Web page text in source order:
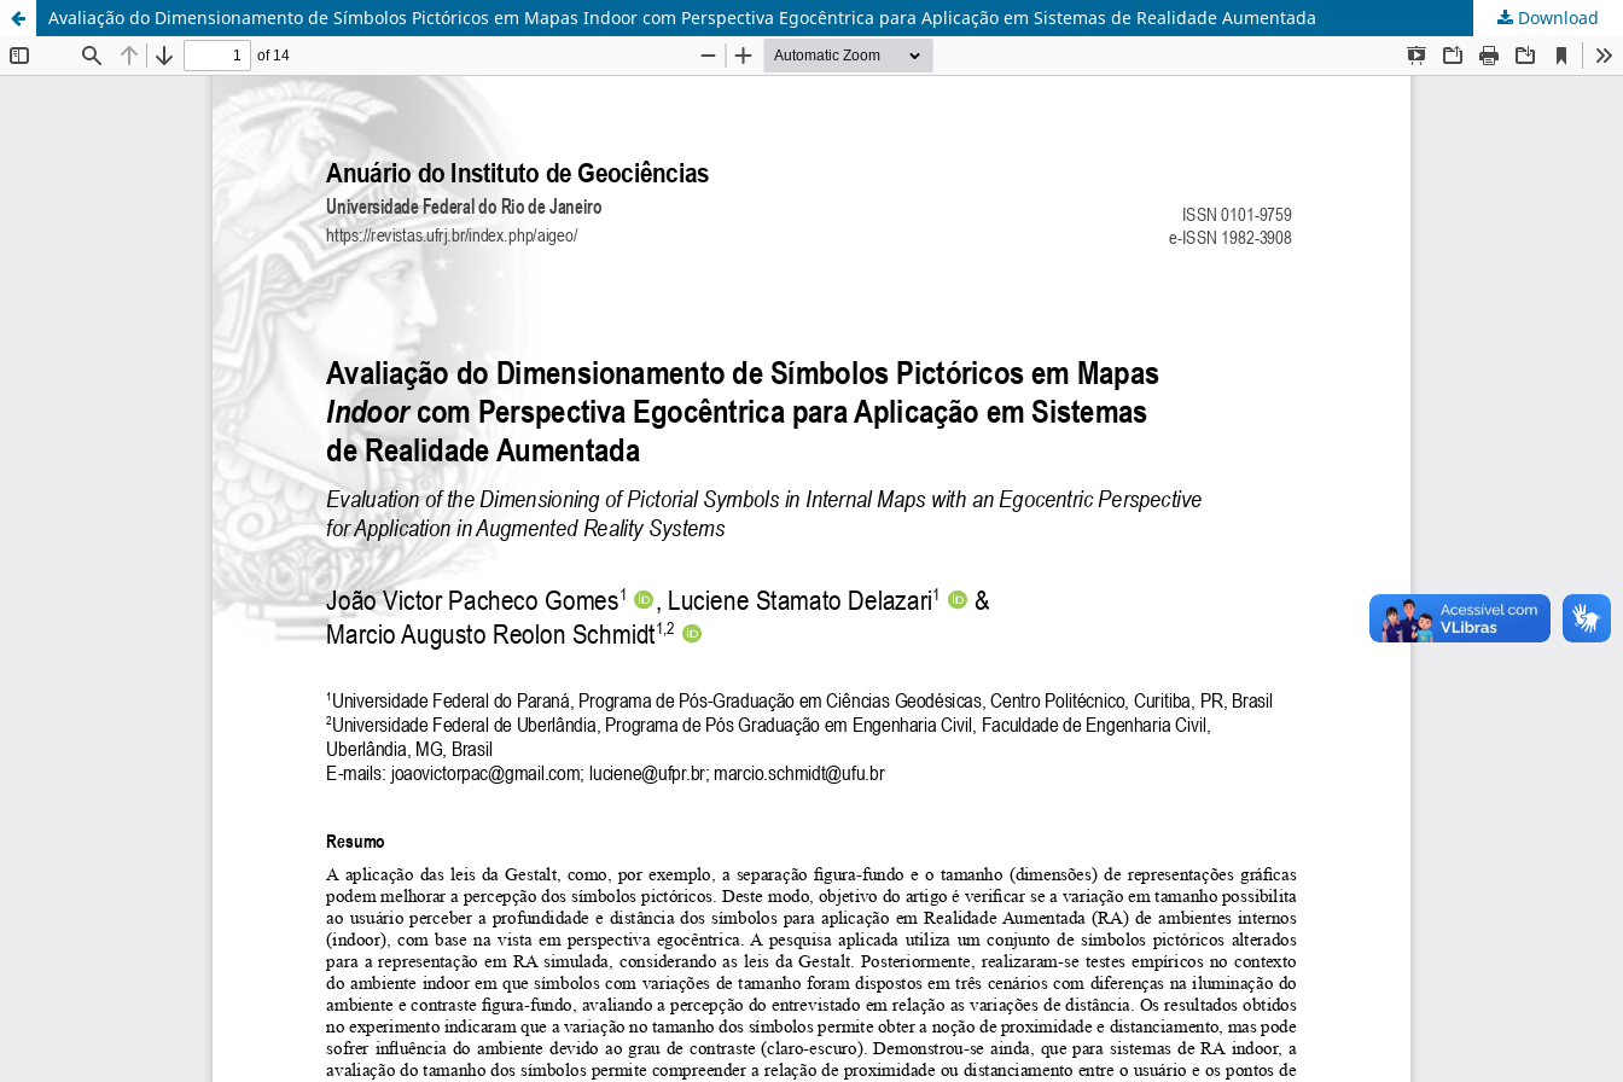
Avaliação do Dimensionamento de Símbolos Pictóricos em Mapas Indoor com Perspectiva Egocêntrica para Aplicação em Sistemas de Realidade Aumentada Download